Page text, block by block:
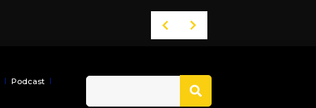
Podcast